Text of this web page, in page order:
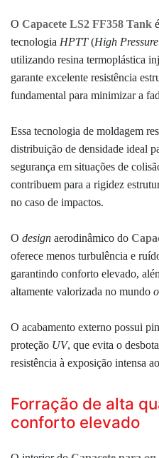
O Capacete LS2 FF358 Tank
tecnologia HPTT(High
utilizando resina termoplástica
garante excelente resistência
fundamental para minimizar a
Essa tecnologia de moldagem
distribuição de densidade ideal
segurança em situações de
contribuem para a rigidez
no caso de impactos.
O design aerodinâmico do
oferece menos turbulência e
garantindo conforto elevado,
altamente valorizada no mundo
O acabamento externo possui
proteção UV, que evita o
resistência à exposição intensa
Forração de alta
conforto elevado